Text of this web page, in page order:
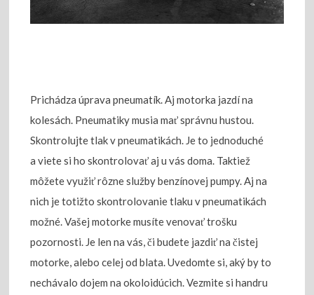
Prichádza úprava pneumatík. Aj motorka jazdí na
kolesách. Pneumatiky musia mať správnu hustou.
Skontrolujte tlak v pneumatikách. Je to jednoduché
a viete si ho skontrolovať aj u vás doma. Taktiež
môžete využiť rôzne služby benzínovej pumpy. Aj na
nich je totižto skontrolovanie tlaku v pneumatikách
možné. Vašej motorke musíte venovať trošku
pozornosti. Je len na vás, či budete jazdiť na čistej
motorke, alebo celej od blata. Uvedomte si, aký by to
nechávalo dojem na okoloidúcich. Vezmite si handru